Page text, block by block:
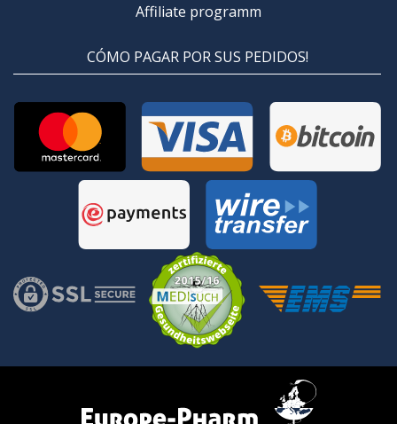
Affiliate programm
CÓMO PAGAR POR SUS PEDIDOS!